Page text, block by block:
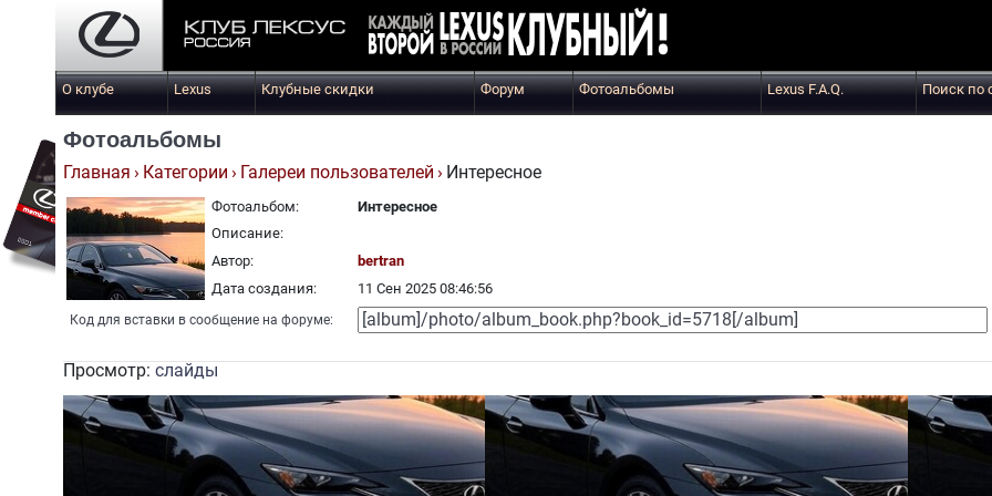
О клубе Lexus Клубные скидки Форум Фотоальбомы Lexus F.A.Q. Поиск по
Фотоальбомы
Главная Категории Галереи пользователей Интересное
Фотоальбом:
Интересное
Описание:
Автор:
bertran
Дата создания:
11 Сен 2025 08:46:56
Код для вставки в сообщение на форуме:
Просмотр: слайды